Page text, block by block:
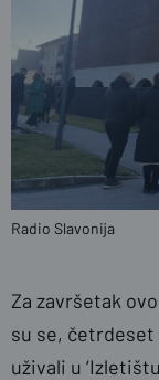
Radio Slavonija
Za završetak
su se,
uživali u